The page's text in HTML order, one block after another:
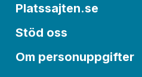
Platssajten.se
Stöd oss
Om personuppgifter